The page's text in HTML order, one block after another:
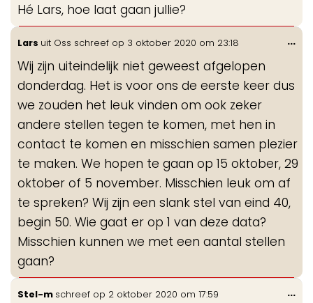
Hé Lars, hoe laat gaan jullie?
Lars uit Oss schreef op 3 oktober 2020 om 23:18
Wij zijn uiteindelijk niet geweest afgelopen
donderdag. Het is voor ons de eerste keer dus
we zouden het leuk vinden om ook zeker
andere stellen tegen te komen, met hen in
contact te komen en misschien samen plezier
te maken. We hopen te gaan op 15 oktober, 29
oktober of 5 november. Misschien leuk om af
te spreken? Wij zijn een slank stel van eind 40,
begin 50. Wie gaat er op 1 van deze data?
Misschien kunnen we met een aantal stellen
gaan?
...
Stel-m schreef op 2 oktober 2020 om 17:59 ...